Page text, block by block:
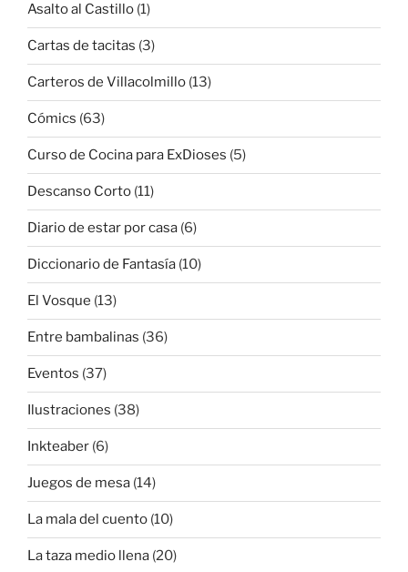
Asalto al Castillo (1)
Cartas de tacitas (3)
Carteros de Villacolmillo (13)
Cómics (63)
Curso de Cocina para ExDioses (5)
Descanso Corto (11)
Diario de estar por casa (6)
Diccionario de Fantasía (10)
El Vosque (13)
Entre bambalinas (36)
Eventos (37)
Ilustraciones (38)
Inkteaber (6)
Juegos de mesa (14)
La mala del cuento (10)
La taza medio llena (20)